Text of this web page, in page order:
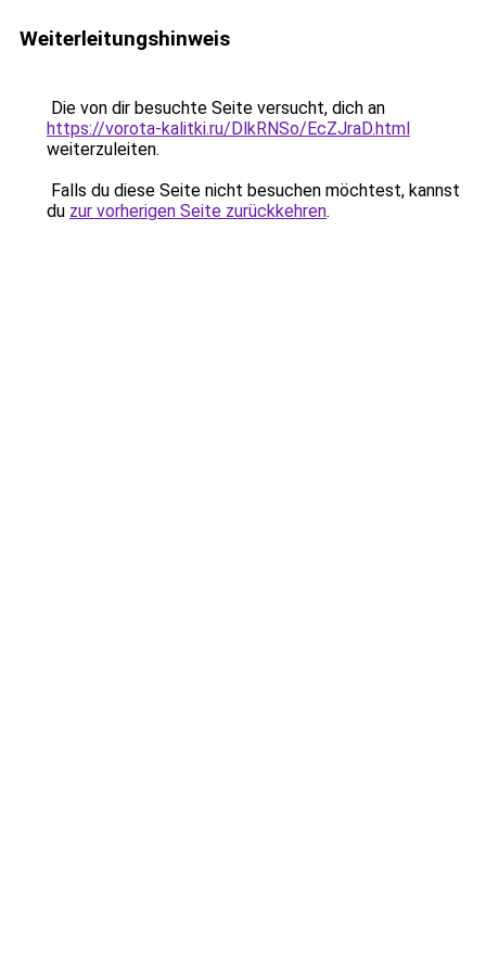
Weiterleitungshinweis
Die von dir besuchte Seite versucht, dich an
https://vorota-kalitki.ru/DlkRNSo/EcZJraD.html
weiterzuleiten.
Falls du diese Seite nicht besuchen möchtest, kannst
du zur vorherigen Seite zurückkehren.